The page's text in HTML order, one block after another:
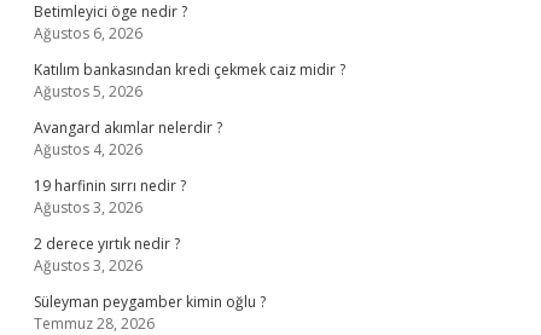
Betimleyici öge nedir ?
Ağustos 6, 2026
Katılım bankasından kredi çekmek caiz midir ?
Ağustos 5, 2026
Avangard akımlar nelerdir ?
Ağustos 4, 2026
19 harfinin sırrı nedir ?
Ağustos 3, 2026
2 derece yırtık nedir ?
Ağustos 3, 2026
Süleyman peygamber kimin oğlu ?
Temmuz 28, 2026